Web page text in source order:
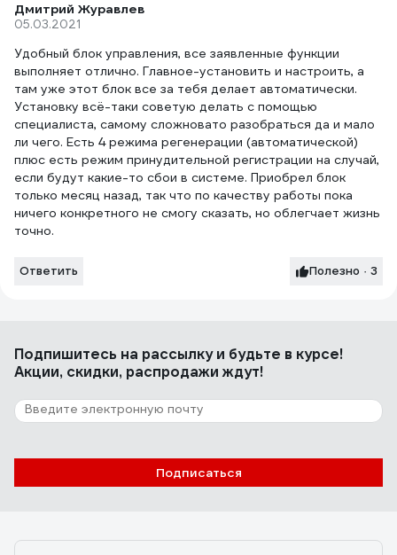
Дмитрий Журавлев
05.03.2021
Удобный блок управления, все заявленные функции
выполняет отлично. Главное-установить и настроить, а
там уже этот блок все за тебя делает автоматически.
Установку всё-таки советую делать с помощью
специалиста, самому сложновато разобраться да и мало
ли чего. Есть 4 режима регенерации (автоматической)
плюс есть режим принудительной регистрации на случай,
если будут какие-то сбои в системе. Приобрел блок
только месяц назад, так что по качеству работы пока
ничего конкретного не смогу сказать, но облегчает жизнь
точно.
Ответить Полезно · 3
Подпишитесь на рассылкуи будьте в курсе!
Акции, скидки, распродажи ждут!
Подписаться